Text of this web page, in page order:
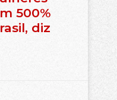
500%
diz